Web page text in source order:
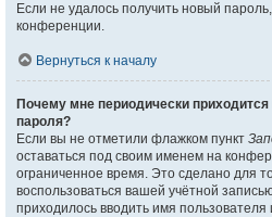
Если не удалось получить новый
конференции.
Вернуться к началу
Почему мне периодически
пароля?
Если вы не отметили флажком пункт
оставаться под своим именем на
ограниченное время. Это сделано для
воспользоваться вашей учётной
приходилось вводить имя